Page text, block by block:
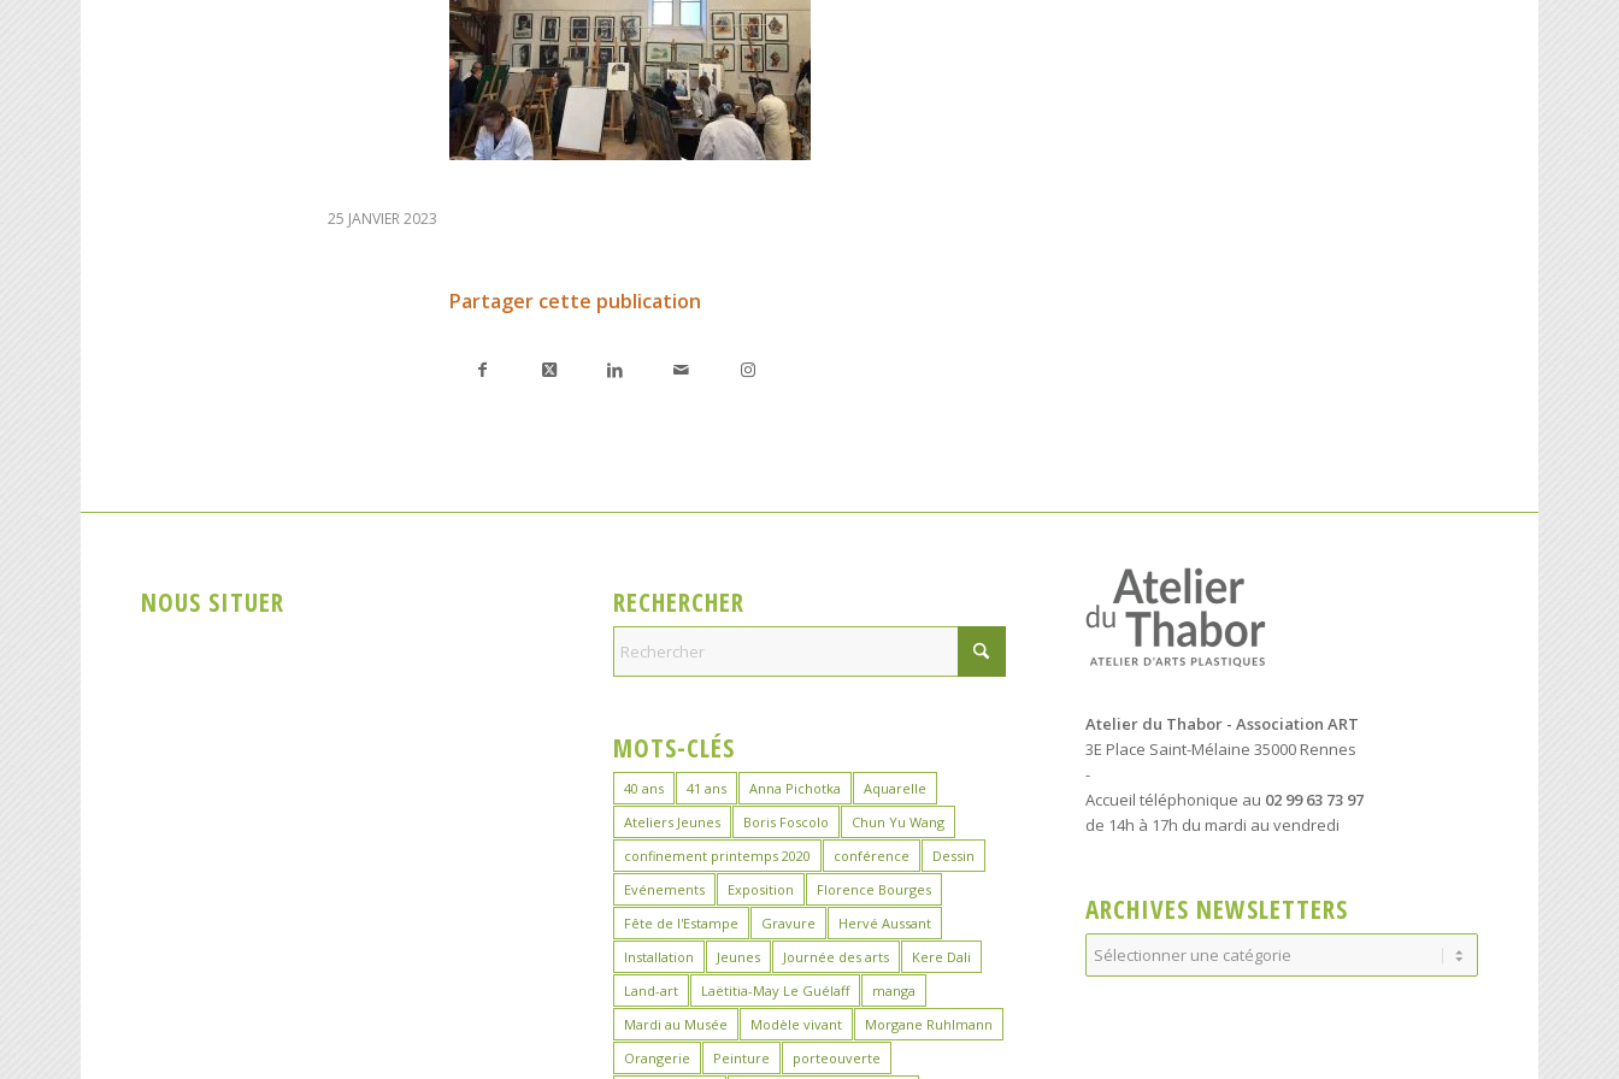
25 JANVIER 2023
Partager cette publication
NOUS SITUER RECHERCHER
MOTS-CLÉS
40 ans 41 ans Anna Pichotka
Aquarelle
Ateliers Jeunes
Boris Foscolo
Chun Yu Wang
confinement printemps 2020
conférence
Dessin
Evénements
Exposition
Florence Bourges
Fête de l'Estampe
Gravure
Hervé Aussant
Installation
Jeunes Journée des arts
Kere Dali
Land-art
Laëtitia-May Le Guélaff
manga
Mardi au Musée
Modèle vivant
Morgane Ruhlmann
Orangerie
Peinture porteouverte
Atelier du Thabor - Association ART
3E Place Saint-Mélaine 35000 Rennes
-
Accueil téléphonique au 02 99 63 73 97
de 14h à 17h du mardi au vendredi
ARCHIVES NEWSLETTERS
Archives
Newsletters